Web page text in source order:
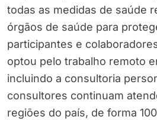
todas as medidas de saúde
órgãos de saúde para
participantes e
optou pelo trabalho remoto
incluindo a consultoria
consultores continuam
regiões do país, de forma